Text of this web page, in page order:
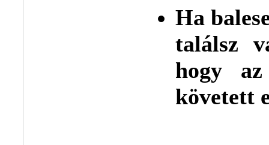
Ha
találsz
hogy
követett